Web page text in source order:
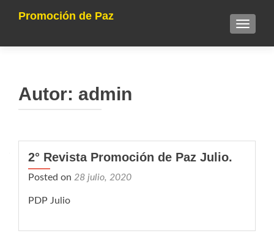
Promoción de Paz
Autor: admin
2° Revista Promoción de Paz Julio.
Posted on 28 julio, 2020
PDP Julio